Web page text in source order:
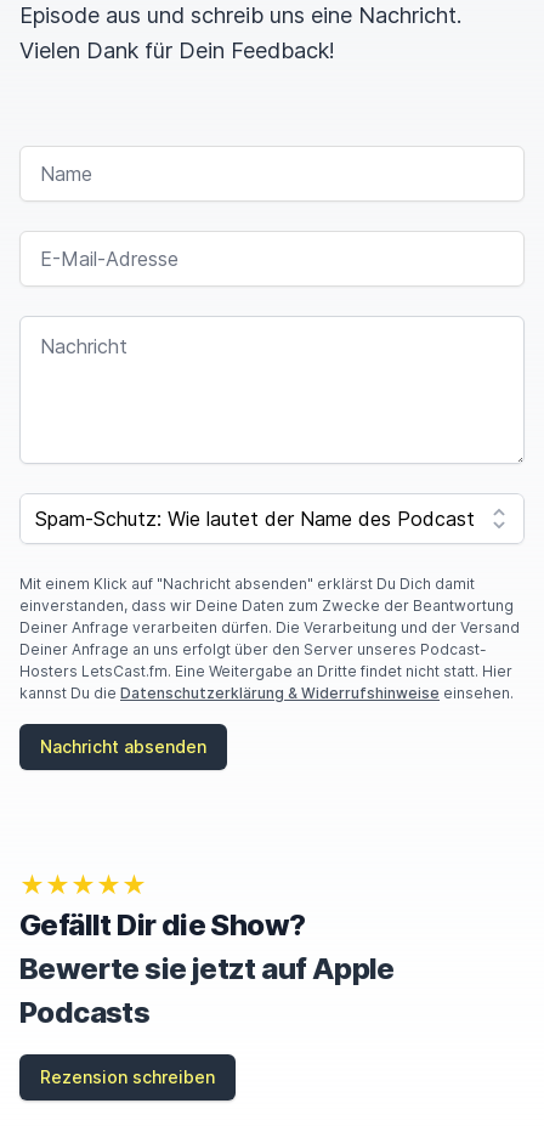
Episode aus und schreib uns eine Nachricht.
Vielen Dank für Dein Feedback!
NAME
E-MAIL-ADRESSE
NACHRICHT
SPAM CAPTCHA
Mit einem Klick auf "Nachricht absenden" erklärst Du Dich damit
einverstanden, dass wir Deine Daten zum Zwecke der Beantwortung
Deiner Anfrage verarbeiten dürfen. Die Verarbeitung und der Versand
Deiner Anfrage an uns erfolgt über den Server unseres Podcast-
Hosters LetsCast.fm. Eine Weitergabe an Dritte findet nicht statt. Hier
kannst Du die Datenschutzerklärung & Widerrufshinweise einsehen.
Nachricht absenden
★★★★★
Gefällt Dir die Show?
Bewerte sie jetzt auf Apple
Podcasts
Rezension schreiben